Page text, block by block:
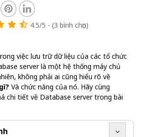
4.5/5 - (3 bình chọn)
việc lưu trữ dữ liệu của các tổ chức
server là một hệ thống máy chủ
không phải ai cũng hiểu rõ về
Và chức năng của nó. Hãy cùng
chi tiết về Database server trong bài